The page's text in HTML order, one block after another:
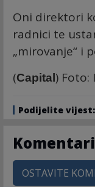
Oni direktori
radnici te
„mirovanje“ i
(Capital ) Foto:
Podijelite vijest:
Komentari
OSTAVITE